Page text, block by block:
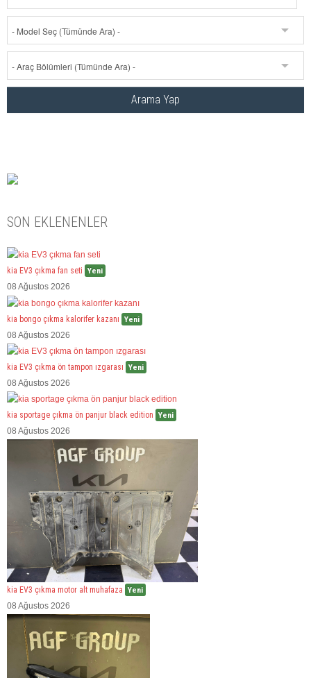
SON EKLENENLER
kia EV3 çıkma fan seti Yeni
08 Ağustos 2026
kia bongo çıkma kalorifer kazanı Yeni
08 Ağustos 2026
kia EV3 çıkma ön tampon ızgarası Yeni
08 Ağustos 2026
kia sportage çıkma ön panjur black edition Yeni
08 Ağustos 2026
kia EV3 çıkma motor alt muhafaza Yeni
08 Ağustos 2026